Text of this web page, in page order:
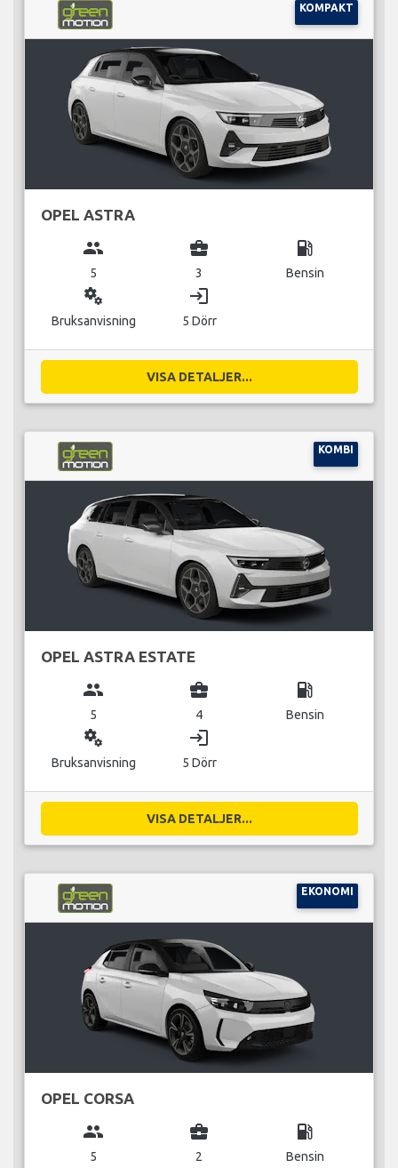
KOMPAKT
OPEL ASTRA
group
5
business_center
3
local_gas_station
Bensin
miscellaneous_services
Bruksanvisning
login
5 Dörr
VISA DETALJER...
KOMBI
OPEL ASTRA ESTATE
group
5
business_center
4
local_gas_station
Bensin
miscellaneous_services
Bruksanvisning
login
5 Dörr
VISA DETALJER...
EKONOMI
OPEL CORSA
group
5
business_center
2
local_gas_station
Bensin